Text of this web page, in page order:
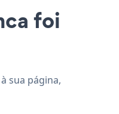
foi
sua página,